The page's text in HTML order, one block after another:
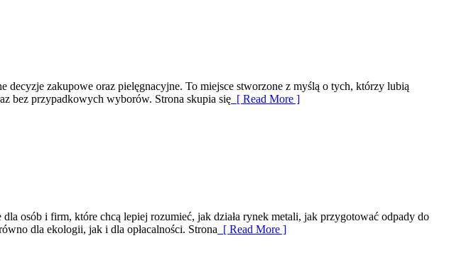
zakupowe oraz pielęgnacyjne. To miejsce stworzone z myślą o tych, którzy lubią
bez przypadkowych wyborów. Strona skupia się [ Read More ]
osób i firm, które chcą lepiej rozumieć, jak działa rynek metali, jak przygotować odpady do
dla ekologii, jak i dla opłacalności. Strona [ Read More ]